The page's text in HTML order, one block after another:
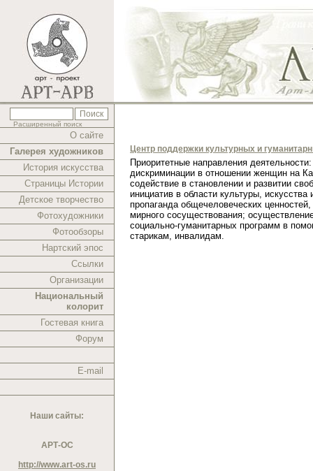
Расширенный поиск
О сайте
Галерея художников
История искусства
Страницы Истории
Детское творчество
Фотохудожники
Фотообзоры
Нартский эпос
Ссылки
Организации
Национальный
колорит
Гостевая книга
Форум
E-mail
Наши сайты:
АРТ-ОС
http://www.art-os.ru
Центр поддержки культурных и
Приоритетные направления
дискриминации в отношении женщин на
содействие в становлении и развитии
инициатив в области культуры, искусства
пропаганда общечеловеческих
мирного сосуществования;
социально-гуманитарных программ в
старикам, инвалидам.